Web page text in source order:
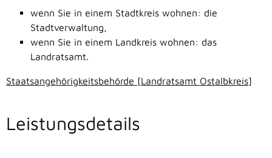
wenn Sie in einem Stadtkreis wohnen: die
Stadtverwaltung,
wenn Sie in einem Landkreis wohnen: das
Landratsamt.
Staatsangehörigkeitsbehörde [Landratsamt Ostalbkreis]
Leistungsdetails